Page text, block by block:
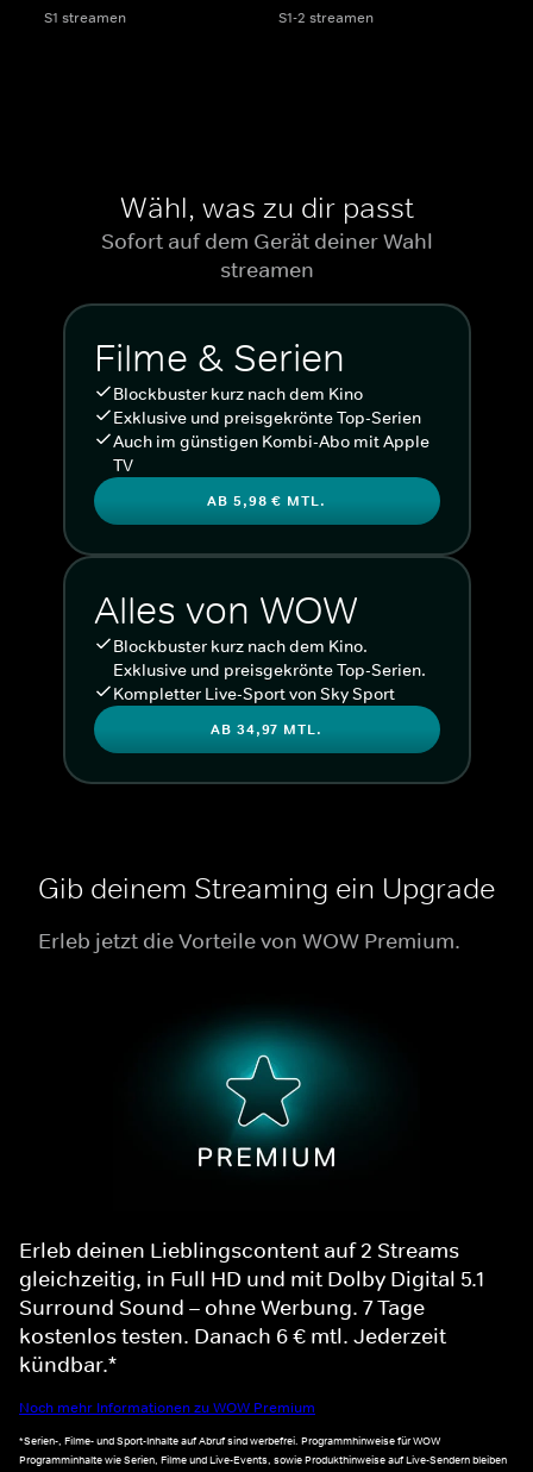
S1 streamen S1-2 streamen
Wähl, was zu dir passt
Sofort auf dem Gerät deiner Wahl
streamen
Filme & Serien
Blockbuster kurz nach dem Kino
Exklusive und preisgekrönte Top-Serien
Auch im günstigen Kombi-Abo mit Apple
TV
AB 5,98 € MTL.
Alles von WOW
Blockbuster kurz nach dem Kino.
Exklusive und preisgekrönte Top-Serien.
Kompletter Live-Sport von Sky Sport
AB 34,97 MTL.
Gib deinem Streaming ein Upgrade
Erleb jetzt die Vorteile von WOW Premium.
Erleb deinen Lieblingscontent auf 2 Streams
gleichzeitig, in Full HD und mit Dolby Digital 5.1
Surround Sound – ohne Werbung. 7 Tage
kostenlos testen. Danach 6 € mtl. Jederzeit
kündbar.*
Noch mehr Informationen zu WOW Premium
*Serien-, Filme- und Sport-Inhalte auf Abruf sind werbefrei. Programmhinweise für WOW
Programminhalte wie Serien, Filme und Live-Events, sowie Produkthinweise auf Live-Sendern bleiben